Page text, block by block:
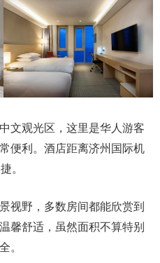
文观光区，这里是华人游客
便利。酒店距离济州国际机
。
视野，多数房间都能欣赏到
馨舒适，虽然面积不算特别
。